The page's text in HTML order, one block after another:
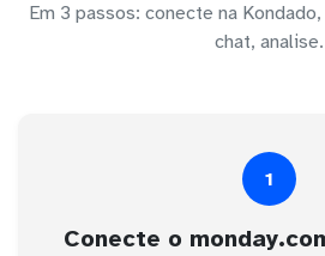
Em 3 passos: conecte na
chat, analise.
1
Conecte o